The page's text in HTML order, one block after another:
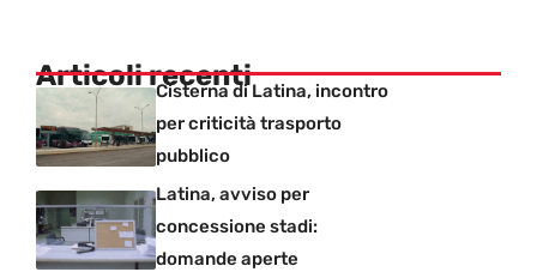
Articoli recentiCisterna di Latina, incontro
per criticità trasporto
pubblico
Latina, avviso per
concessione stadi:
domande aperte